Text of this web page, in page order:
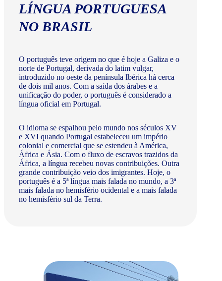
LÍNGUA PORTUGUESA
NO BRASIL
O português teve origem no que é hoje a Galiza e o
norte de Portugal, derivada do latim vulgar,
introduzido no oeste da península Ibérica há cerca
de dois mil anos. Com a saída dos árabes e a
unificação do poder, o português é considerado a
língua oficial em Portugal.
O idioma se espalhou pelo mundo nos séculos XV
e XVI quando Portugal estabeleceu um império
colonial e comercial que se estendeu à América,
África e Ásia. Com o fluxo de escravos trazidos da
África, a língua recebeu novas contribuições. Outra
grande contribuição veio dos imigrantes. Hoje, o
português é a 5ª língua mais falada no mundo, a 3ª
mais falada no hemisfério ocidental e a mais falada
no hemisfério sul da Terra.